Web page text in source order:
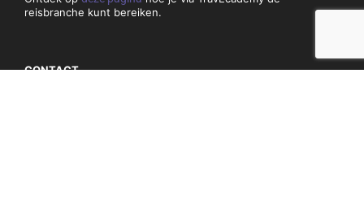
reisbranche kunt bereiken.
CONTACT